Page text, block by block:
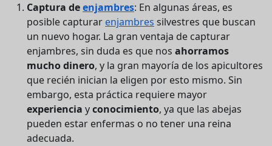
Captura deenjambres: En algunas áreas, es
posible capturar enjambres silvestres que buscan
un nuevo hogar. La gran ventaja de capturar
enjambres, sin duda es que nos ahorramos
mucho dinero, y la gran mayoría de los apicultores
que recién inician la eligen por esto mismo. Sin
embargo, esta práctica requiere mayor
experiencia yconocimiento, ya que las abejas
pueden estar enfermas o no tener una reina
adecuada.